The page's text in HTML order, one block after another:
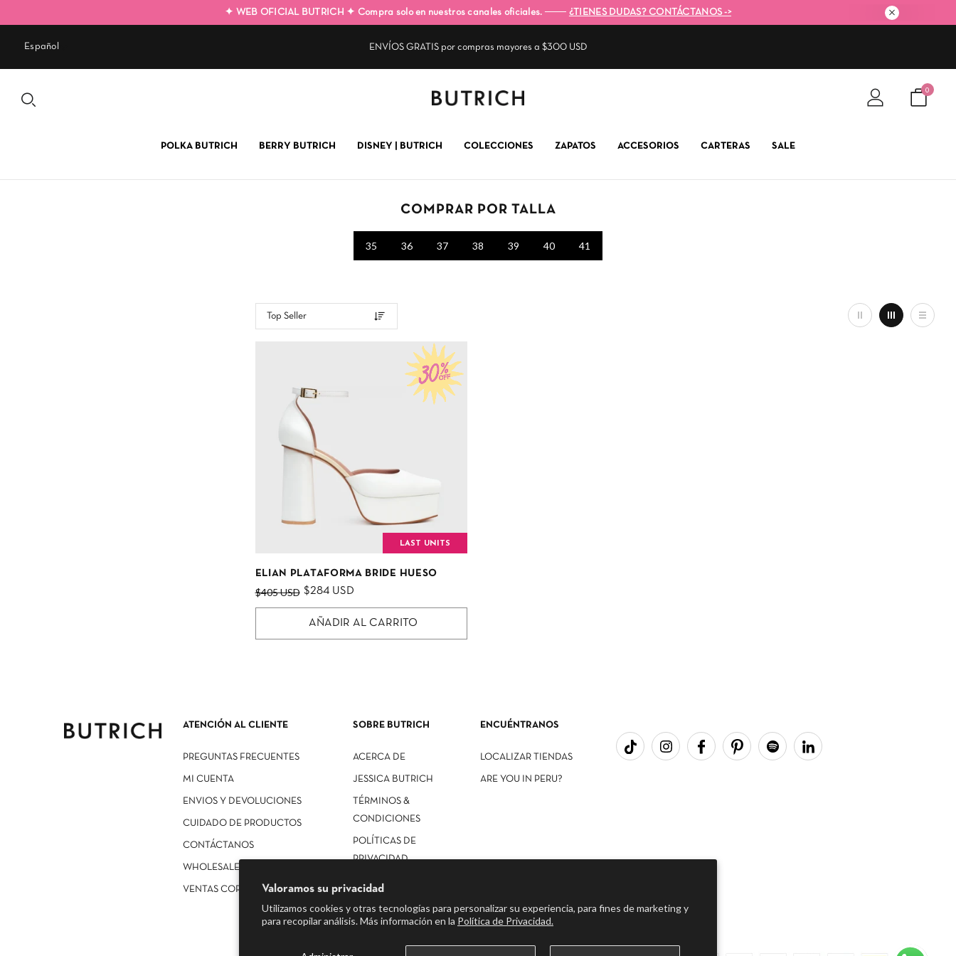
Valoramos su privacidad
Utilizamos cookies y otras tecnologías para personalizar su experiencia, para fines de marketing y
para recopilar análisis. Más información en la Política de Privacidad.
✦ WEB OFICIAL BUTRICH ✦ Compra solo en nuestros canales oficiales. ─── ¿TIENES DUDAS? CONTÁCTANOS ->
Español ENVÍOS GRATIS por compras mayores a $300 USD
0
POLKA BUTRICH BERRY BUTRICH DISNEY | BUTRICH COLECCIONES ZAPATOS ACCESORIOS CARTERAS SALE
COMPRAR POR TALLA
35 36 37 38 39 40 41
LAST UNITS
ELIAN PLATAFORMA BRIDE HUESO
$405 USD $284 USD
AÑADIR AL CARRITO
ATENCIÓN AL CLIENTE
PREGUNTAS FRECUENTES
MI CUENTA
ENVIOS Y DEVOLUCIONES
CUIDADO DE PRODUCTOS
CONTÁCTANOS
WHOLESALE
VENTAS CORPORATIVAS
SOBRE BUTRICH
ACERCA DE
JESSICA BUTRICH
TÉRMINOS &
CONDICIONES
POLÍTICAS DE
PRIVACIDAD
ENCUÉNTRANOS
LOCALIZAR TIENDAS
ARE YOU IN PERU?